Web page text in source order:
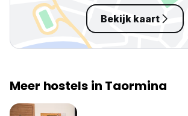
Bekijk kaart
Meer hostels in Taormina